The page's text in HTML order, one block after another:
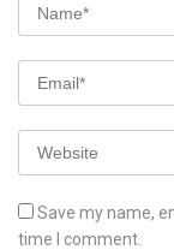
Save my name,
time I comment.